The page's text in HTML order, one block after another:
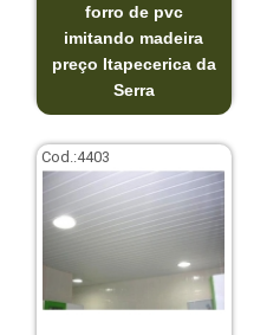
forro de pvc
imitando madeira
preço Itapecerica da
Serra
Cod.:4403